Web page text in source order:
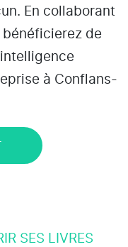
En collaborant
de
à Conflans-
SES LIVRES